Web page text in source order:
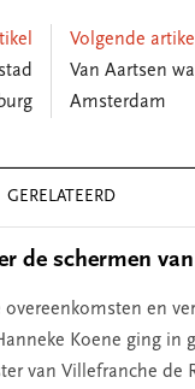
Volgende artikel
Van Aartsen
Amsterdam
GERELATEERD
de schermen
overeenkomsten en
Koene ging in
van Villefranche de